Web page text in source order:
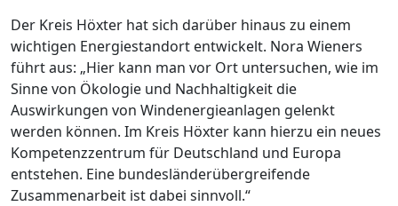
Der Kreis Höxter hat sich darüber hinaus zu einem
wichtigen Energiestandort entwickelt. Nora Wieners
führt aus: „Hier kann man vor Ort untersuchen, wie im
Sinne von Ökologie und Nachhaltigkeit die
Auswirkungen von Windenergieanlagen gelenkt
werden können. Im Kreis Höxter kann hierzu ein neues
Kompetenzzentrum für Deutschland und Europa
entstehen. Eine bundesländerübergreifende
Zusammenarbeit ist dabei sinnvoll.“